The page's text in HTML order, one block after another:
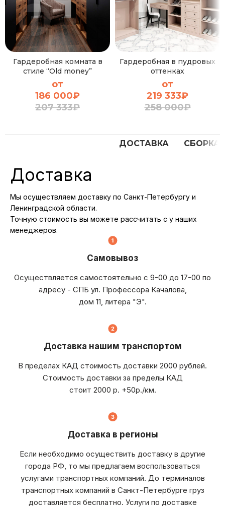
Гардеробная комната в
стиле “Old money”
от
186 000₽
207 333₽
Гардеробная в пудровых
оттенках
от
219 333₽
258 000₽
ДОСТАВКА СБОРКА
Доставка
Мы осуществляем доставку по Санкт-Петербургу и
Ленинградской области.
Точную стоимость вы можете рассчитать с у наших
менеджеров.
Самовывоз
Осуществляется самостоятельно с 9-00 до 17-00 по
адресу - СПБ ул. Профессора Качалова,
дом 11, литера "Э".
Доставка нашим транспортом
В пределах КАД стоимость доставки 2000 рублей.
Стоимость доставки за пределы КАД
стоит 2000 р. +50р./км.
Доставка в регионы
Если необходимо осуществить доставку в другие
города РФ, то мы предлагаем воспользоваться
услугами транспортных компаний. До терминалов
транспортных компаний в Санкт-Петербурге груз
доставляется бесплатно. Услуги по доставке